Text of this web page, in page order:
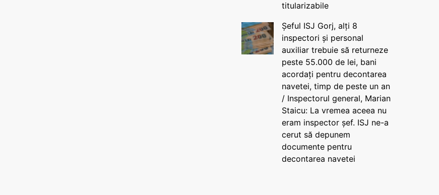
titularizabile
Șeful ISJ Gorj, alți 8
inspectori și personal
auxiliar trebuie să returneze
peste 55.000 de lei, bani
acordați pentru decontarea
navetei, timp de peste un an
/ Inspectorul general, Marian
Staicu: La vremea aceea nu
eram inspector șef. ISJ ne-a
cerut să depunem
documente pentru
decontarea navetei